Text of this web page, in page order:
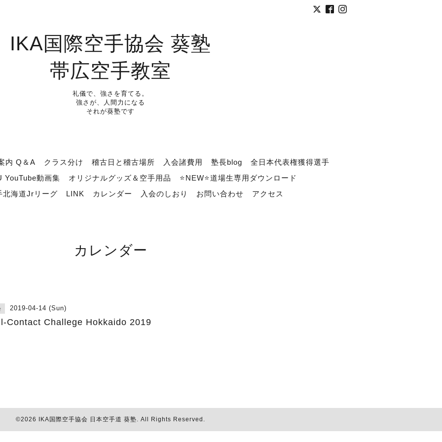
IKA国際空手協会 葵塾
帯広空手教室
礼儀で、強さを育てる。
強さが、人間力になる
それが葵塾です
内 Q＆A クラス分け 稽古日と稽古場所 入会諸費用 塾長blog
全日本代表権獲得選手
YouTube動画集
オリジナルグッズ＆空手用品
⭐NEW⭐道場生専用ダウンロード
北海道Jrリーグ
LINK カレンダー 入会のしおり お問い合わせ アクセス
カレンダー
2019-04-14 (Sun)
Challege Hokkaido 2019
©2026 IKA国際空手協会 日本空手道 葵塾. All Rights Reserved.